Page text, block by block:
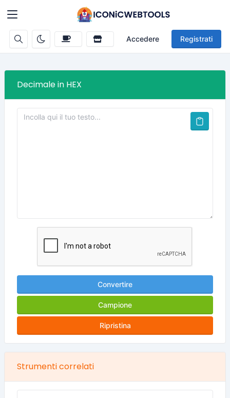
Accedere Registrati
Decimale in HEX
Convertire
Campione
Ripristina
Strumenti correlati